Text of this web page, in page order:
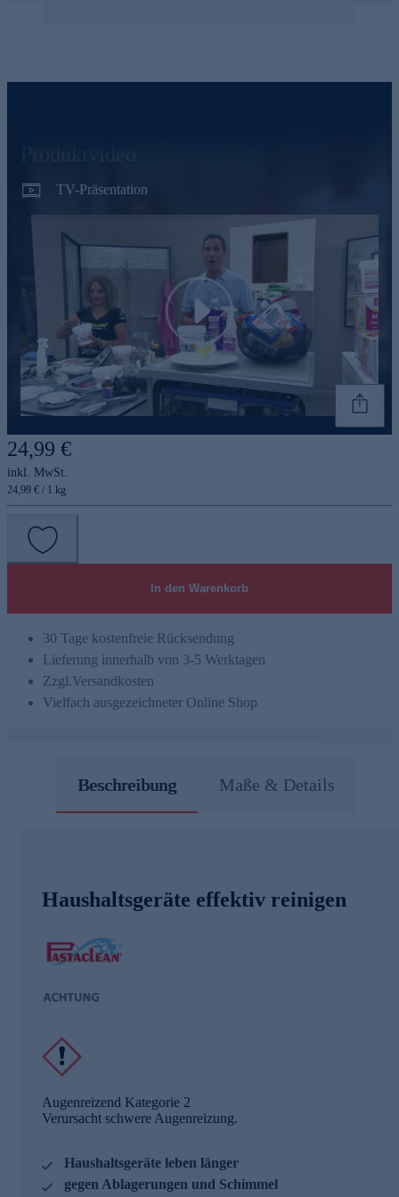
TV-Präsentation
Play
24,99 €
inkl. MwSt.
24,99 € / 1 kg
In den Warenkorb
30 Tage kostenfreie Rücksendung
Lieferung innerhalb von 3-5 Werktagen
Zzgl.Versandkosten
Vielfach ausgezeichneter Online Shop
Beschreibung Maße & Details
Haushaltsgeräte effektiv reinigen
Augenreizend Kategorie 2
Verursacht schwere Augenreizung.
Haushaltsgeräte leben länger
gegen Ablagerungen und Schimmel